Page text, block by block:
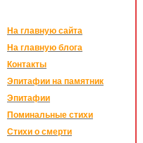
На главную сайта
На главную блога
Контакты
Эпитафии на памятник
Эпитафии
Поминальные стихи
Стихи о смерти